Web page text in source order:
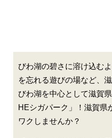
びわ湖の碧さに溶け込む
を忘れる遊びの場など、
びわ湖を中心として滋賀
HEシガパーク」！滋賀
ワクしませんか？